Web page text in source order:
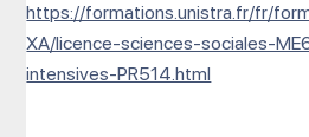
https://formations.unistra.fr/fr/
XA/licence-sciences-sociales-
intensives-PR514.html